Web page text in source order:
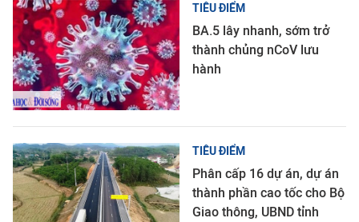
TIÊU ĐIỂM
BA.5 lây nhanh, sớm trở
thành chủng nCoV lưu
hành
TIÊU ĐIỂM
Phân cấp 16 dự án, dự án
thành phần cao tốc cho Bộ
Giao thông, UBND tỉnh